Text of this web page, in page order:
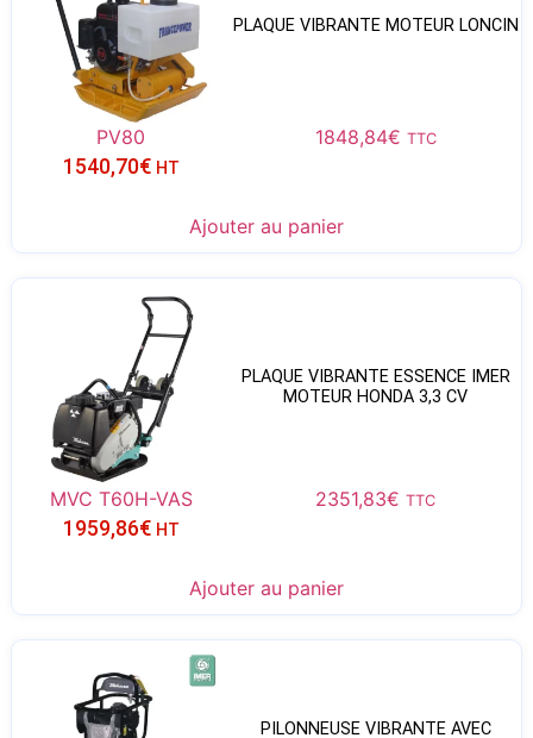
PLAQUE VIBRANTE MOTEUR LONCIN
PV80 1848,84€ TTC
1540,70€ HT
Ajouter au panier
PLAQUE VIBRANTE ESSENCE IMER
MOTEUR HONDA 3,3 CV
MVC T60H-VAS 2351,83€ TTC
1959,86€ HT
Ajouter au panier
PILONNEUSE VIBRANTE AVEC